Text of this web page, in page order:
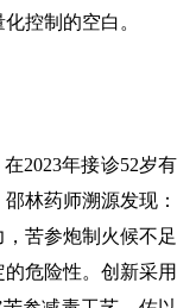
控制的空白。
在2023年接诊52岁有
邵林药师溯源发现：
苦参炮制火候不足
的危险性。创新采用